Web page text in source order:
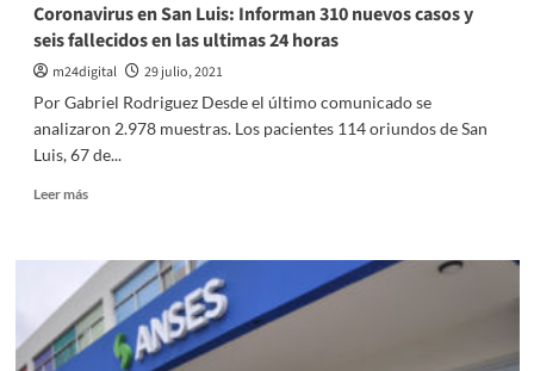
8.000
personas
para
este
viernes
Coronavirus en San Luis: Informan 310 nuevos casos y
seis fallecidos en las ultimas 24 horas
m24digital
29 julio, 2021
Por Gabriel Rodriguez Desde el último comunicado se
analizaron 2.978 muestras. Los pacientes 114 oriundos de San
Luis, 67 de...
Leer másLeer
Coronavirus
en
San
Luis:
Informan